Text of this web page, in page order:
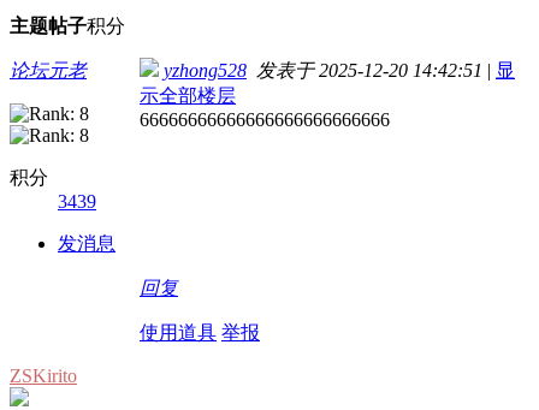
主题帖子积分
论坛元老
积分
3439
发消息
yzhong528 发表于 2025-12-20 14:42:51 | 显
示全部楼层
66666666666666666666666666
回复
使用道具 举报
ZSKirito